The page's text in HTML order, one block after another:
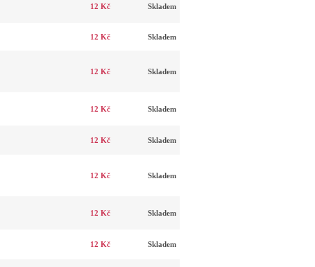
12 Kč Skladem
12 Kč Skladem
12 Kč Skladem
12 Kč Skladem
12 Kč Skladem
12 Kč Skladem
12 Kč Skladem
12 Kč Skladem